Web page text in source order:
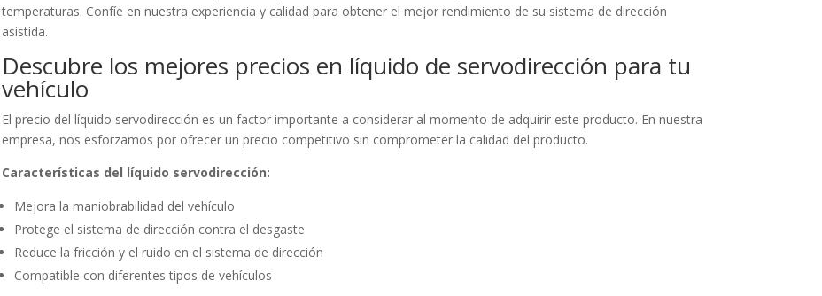
temperaturas. Confíe en nuestra experiencia y calidad para obtener el mejor rendimiento de su sistema de dirección
asistida.
Descubre los mejores precios en líquido de servodirección para tu
vehículo
El precio del líquido servodirección es un factor importante a considerar al momento de adquirir este producto. En nuestra
empresa, nos esforzamos por ofrecer un precio competitivo sin comprometer la calidad del producto.
Características del líquido servodirección:
Mejora la maniobrabilidad del vehículo
Protege el sistema de dirección contra el desgaste
Reduce la fricción y el ruido en el sistema de dirección
Compatible con diferentes tipos de vehículos